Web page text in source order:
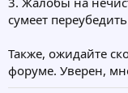
сумеет
Также, ожидайте
форуме. Уверен,